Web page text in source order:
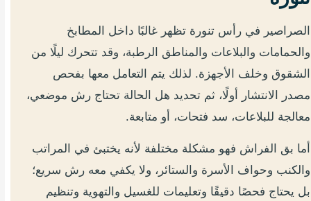
الصراصير في رأس تنورة تظهر غالبًا داخل المطابخ
والحمامات والبلاعات والمناطق الرطبة، وقد تتحرك ليلًا من
الشقوق وخلف الأجهزة. لذلك يتم التعامل معها بفحص
مصدر الانتشار أولًا، ثم تحديد هل الحالة تحتاج رش موضعي،
معالجة للبلاعات، سد فتحات، أو متابعة.
أما بق الفراش فهو مشكلة مختلفة لأنه يختبئ في المراتب
والكنب وحواف الأسرة والستائر، ولا يكفي معه رش سريع؛
بل يحتاج فحصًا دقيقًا وتعليمات للغسيل والتهوية وتنظيم